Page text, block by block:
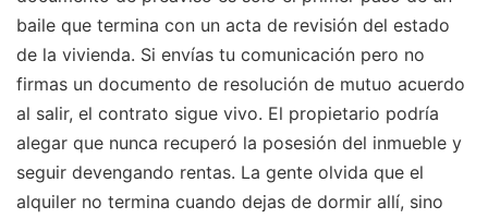
baile que termina con un acta de revisión del estado
de la vivienda. Si envías tu comunicación pero no
firmas un documento de resolución de mutuo acuerdo
al salir, el contrato sigue vivo. El propietario podría
alegar que nunca recuperó la posesión del inmueble y
seguir devengando rentas. La gente olvida que el
alquiler no termina cuando dejas de dormir allí, sino